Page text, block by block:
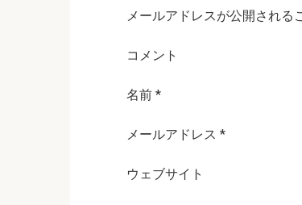
メールアドレスが公開される
コメント
名前 *
メールアドレス *
ウェブサイト